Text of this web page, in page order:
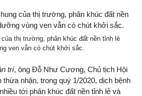
thị trường, phân khúc đất nền tỉnh lẻ
ven vẫn có chút khởi sắc.
trí, ông Đỗ Như Cương, Chủ tịch Hội
thừa nhận, trong quý 1/2020, dịch bệnh
tới phân khúc đất nền tỉnh lẻ và